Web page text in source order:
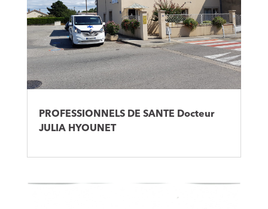
PROFESSIONNELS DE SANTE Docteur
JULIA HYOUNET